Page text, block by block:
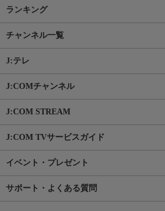
ランキング
チャンネル一覧
J:テレ
J:COMチャンネル
J:COM STREAM
J:COM TVサービスガイド
イベント・プレゼント
サポート・よくある質問